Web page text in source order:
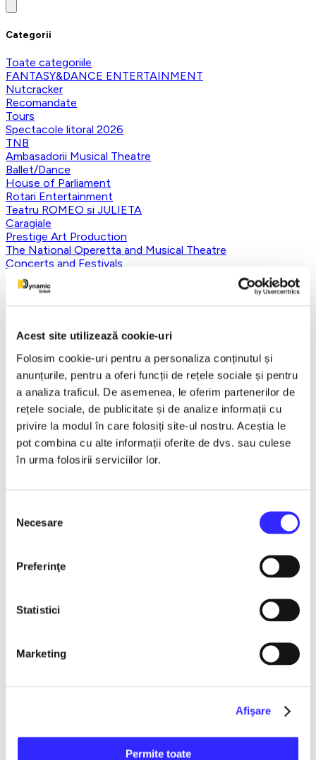
Acest site utilizează cookie-uri
Folosim cookie-uri pentru a personaliza conținutul și
anunțurile, pentru a oferi funcții de rețele sociale și pentru
a analiza traficul. De asemenea, le oferim partenerilor de
rețele sociale, de publicitate și de analize informații cu
privire la modul în care folosiți site-ul nostru. Aceștia le
pot combina cu alte informații oferite de dvs. sau culese
în urma folosirii serviciilor lor.
consimțământului
Necesare
Preferinţe
Statistici
Marketing
Afişare
Permite toate
Categorii
Toate categoriile
FANTASY&DANCE ENTERTAINMENT
Nutcracker
Recomandate
Tours
Spectacole litoral 2026
TNB
Ambasadorii Musical Theatre
Ballet/Dance
House of Parliament
Rotari Entertainment
Teatru ROMEO si JULIETA
Caragiale
Prestige Art Production
The National Operetta and Musical Theatre
Concerts and Festivals
Show Event
Sala Luceafarul
Smart Ticketing Exclusives
The Red Theater
Victory of Art
For Kids
Teatrul Maidan
Theater
Concordia Theater Company
Earlybird
Vezi mai multe
Vezi mai puțin
8 October 2026, ora 19:00
20 October 2026, ora 19:00